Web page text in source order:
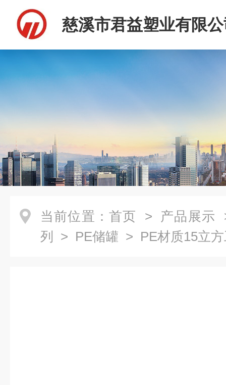
慈溪市君益塑业有限
当前位置： 首页 > 产品展示
列
> PE储罐 > PE材质15立